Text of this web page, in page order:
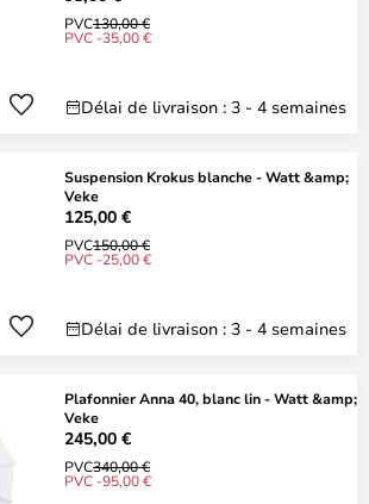
PVC130,00 €
PVC -35,00 €
Délai de livraison : 3 - 4 semaines
Suspension Krokus blanche - Watt &amp;
Veke
125,00 €
PVC150,00 €
PVC -25,00 €
Délai de livraison : 3 - 4 semaines
Plafonnier Anna 40, blanc lin - Watt &amp;
Veke
245,00 €
PVC340,00 €
PVC -95,00 €